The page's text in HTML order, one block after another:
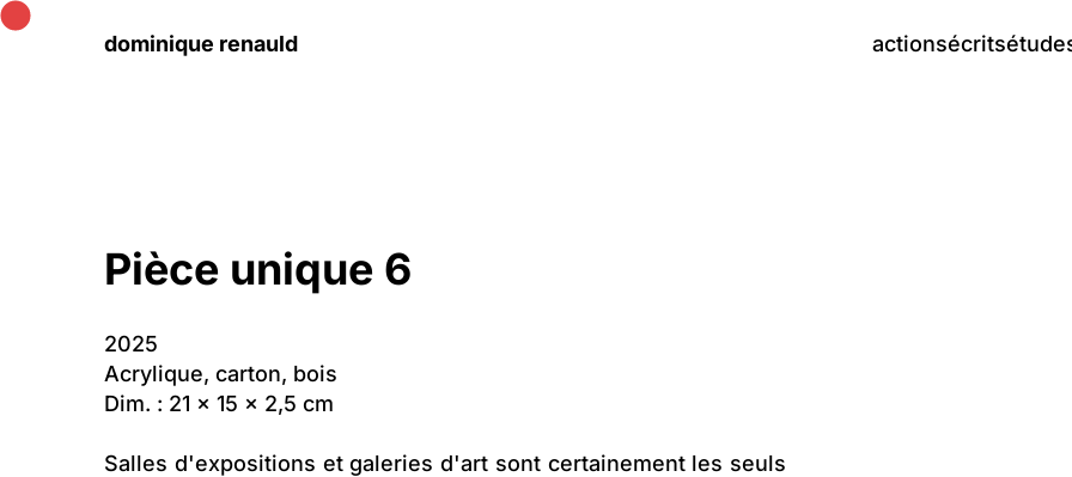
dominique renauld actionsécrits
Pièce unique 6
2025
Acrylique, carton, bois
Dim. : 21 x 15 x 2,5 cm
Salles d'expositions et galeries d'art sont certainement les seuls